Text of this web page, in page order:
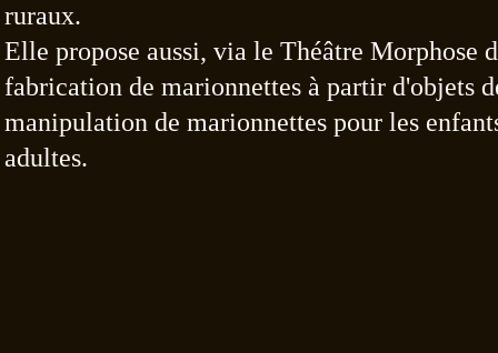
ruraux.
Elle propose aussi, via le Théâtre Morphose
fabrication de marionnettes à partir d'objets
manipulation de marionnettes pour les
adultes.